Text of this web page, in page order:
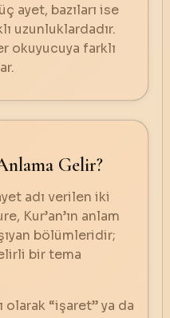
ayet, bazıları ise
uzunluklardadır.
okuyucuya farklı
Gelir?
adı verilen iki
Kur’an’ın anlam
bölümleridir;
bir tema
olarak “işaret” ya da